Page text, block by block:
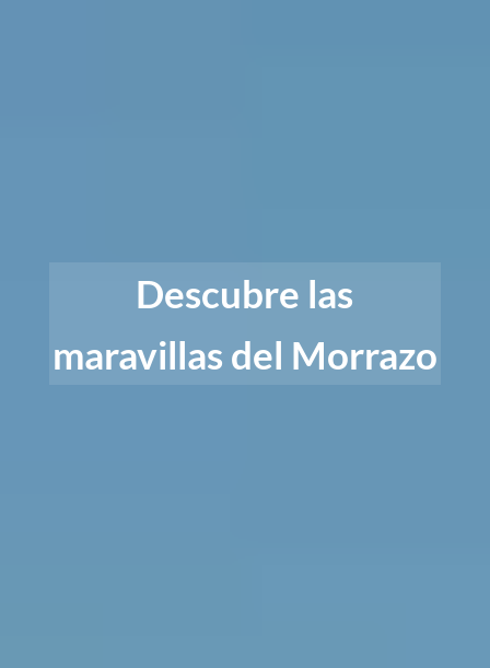
Descubre las
maravillas del Morrazo